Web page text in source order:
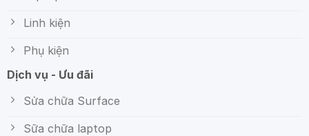
Linh kiện
Phụ kiện
Dịch vụ - Ưu đãi
Sửa chữa Surface
Sữa chữa laptop